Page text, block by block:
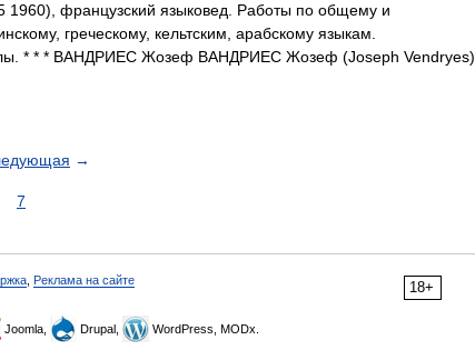
1960), французский языковед. Работы по общему и
греческому, кельтским, арабскому языкам.
* * * ВАНДРИЕС Жозеф ВАНДРИЕС Жозеф (Joseph Vendryes)
→
7
18+
Реклама на сайте
Joomla, Drupal, WordPress, MODx.